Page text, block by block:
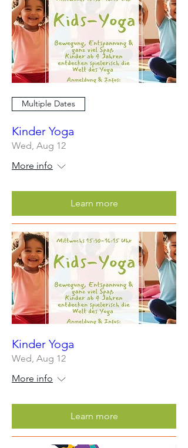
Multiple Dates
Kinder Yoga
Wed, Aug 12
More info
Learn more
Kinder Yoga
Wed, Aug 12
More info
Learn more